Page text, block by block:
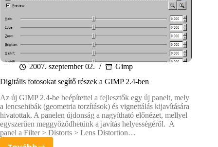
2007. szeptember 02.
Gimp
Digitális fotosokat segítő részek a GIMP 2.4-ben
Az új GIMP 2.4-be beépítettel a fejlesztők egy új panelt, mely
a lencsehibák (geometria torzítások) és vignettálás kijavítására
hivatottak. A panelen újdonság a nagyítható előnézet, mellyel
egyszerűen meggyőződhetünk a javítás helyességéről. A
panel a Filter > Distorts > Lens Distortion…